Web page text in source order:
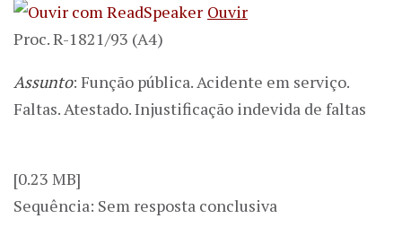
Ouvir
Proc. R-1821/93 (A4)
Assunto: Função pública. Acidente em serviço.
Faltas. Atestado. Injustificação indevida de faltas
[0.23 MB]
Sequência: Sem resposta conclusiva